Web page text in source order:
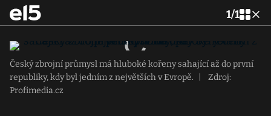
1/1
Český zbrojní průmysl má hluboké kořeny sahající až do první
republiky, kdy byl jedním z největších v Evropě.
Zdroj:
Profimedia.cz